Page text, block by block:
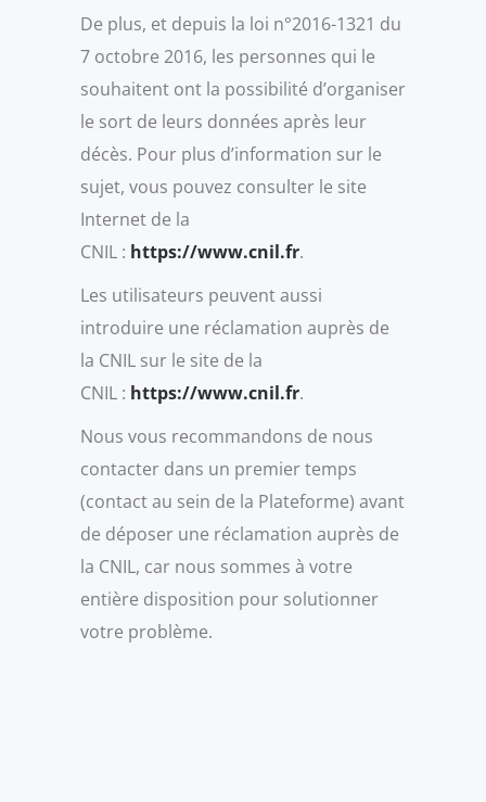
De plus, et depuis la loi n°2016-1321 du
7 octobre 2016, les personnes qui le
souhaitent ont la possibilité d’organiser
le sort de leurs données après leur
décès. Pour plus d’information sur le
sujet, vous pouvez consulter le site
Internet de la
CNIL : https://www.cnil.fr.
Les utilisateurs peuvent aussi
introduire une réclamation auprès de
la CNIL sur le site de la
CNIL : https://www.cnil.fr.
Nous vous recommandons de nous
contacter dans un premier temps
(contact au sein de la Plateforme) avant
de déposer une réclamation auprès de
la CNIL, car nous sommes à votre
entière disposition pour solutionner
votre problème.